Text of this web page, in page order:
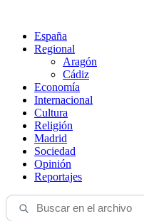
España
Regional
Aragón
Cádiz
Economía
Internacional
Cultura
Religión
Madrid
Sociedad
Opinión
Reportajes